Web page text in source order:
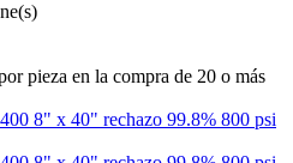
pieza en la compra de 20 o más